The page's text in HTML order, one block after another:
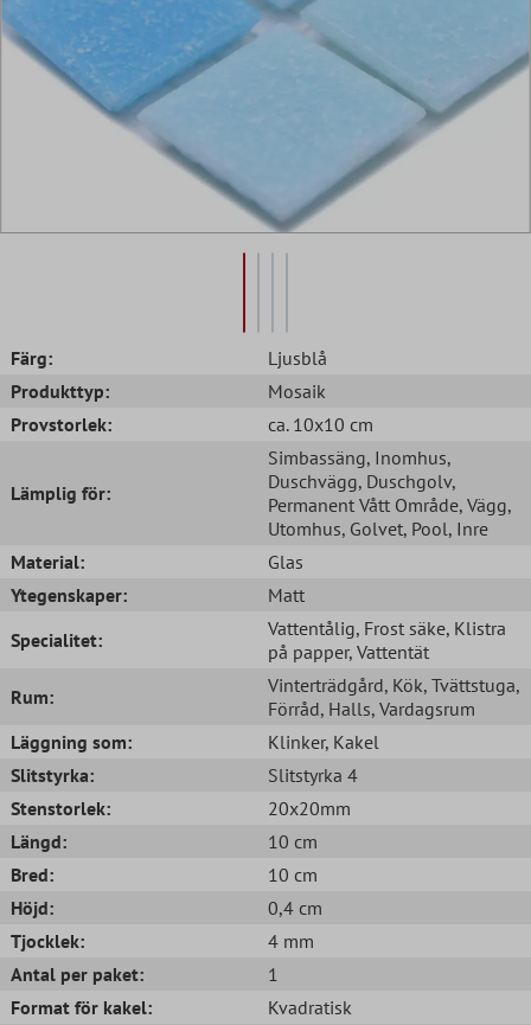
Färg:
Ljusblå
Produkttyp:
Mosaik
Provstorlek:
ca. 10x10 cm
Lämplig för:
Simbassäng, Inomhus,
Duschvägg, Duschgolv,
Permanent Vått Område, Vägg,
Utomhus, Golvet, Pool, Inre
Material:
Glas
Ytegenskaper:
Matt
Specialitet:
Vattentålig, Frost säke, Klistra
på papper, Vattentät
Rum:
Vinterträdgård, Kök, Tvättstuga,
Förråd, Halls, Vardagsrum
Läggning som:
Klinker, Kakel
Slitstyrka:
Slitstyrka 4
Stenstorlek:
20x20mm
Längd:
10 cm
Bred:
10 cm
Höjd:
0,4 cm
Tjocklek:
4 mm
Antal per paket:
1
Format för kakel:
Kvadratisk